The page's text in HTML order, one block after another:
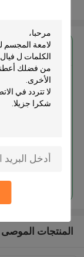
المنتجات الموصى